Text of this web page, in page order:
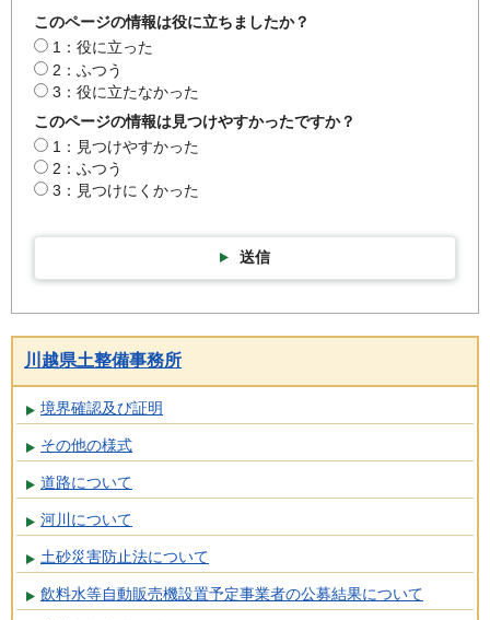
このページの情報は役に立ちましたか？
1：役に立った
2：ふつう
3：役に立たなかった
このページの情報は見つけやすかったですか？
1：見つけやすかった
2：ふつう
3：見つけにくかった
送信
川越県土整備事務所
境界確認及び証明
その他の様式
道路について
河川について
土砂災害防止法について
飲料水等自動販売機設置予定事業者の公募結果について